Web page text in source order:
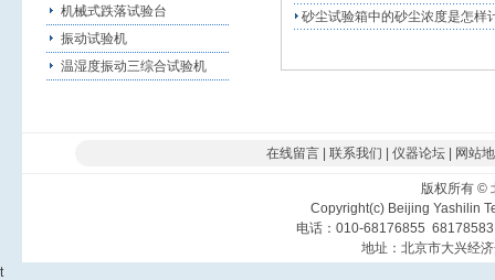
机械式跌落试验台
振动试验机
温湿度振动三综合试验机
砂尘试验箱中的砂尘浓度是怎样
在线留言 联系我们 仪器论坛 网站
版权所有©
Copyright(c) Beijing Yashilin
电话：010-68176855
地址：北京市大兴经
t